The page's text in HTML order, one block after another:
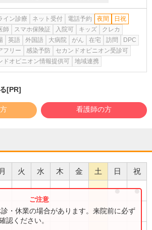
イン診療 ネット受付 電話予約 夜間
日祝
師
スマホ保険証 入院可 キッズ
クレカ
英語 外国語 大病院 がん 在宅 訪問
DPC
フリー
感染予防
セカンドオピニオン受診可
ドオピニオン情報提供可
地域連携
[PR]
看護師の方
月 火 水 木 金 土 日 祝
● ●
●
・休業の場合があります。来院前に必ず
認ください。